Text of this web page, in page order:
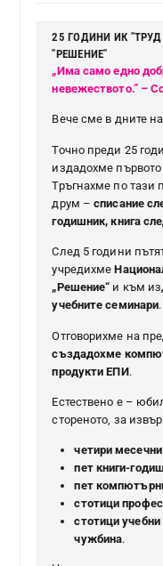
25 ГОДИНИ ИК
"РЕШЕНИЕ"
„Има само едно
невежеството.” –
Вече сме в дните
Точно преди 25
издадохме
Тръгнахме по тази
друм –списание
годишник, книга
След 5 години
учредихме
„Решение“ и към
учебните семинари.
Отговорихме на
създадохме
продукти ЕПИ.
Естествено е –
стореното, за
четири
пет книги-
пет
стотици
стотици
чужбина.